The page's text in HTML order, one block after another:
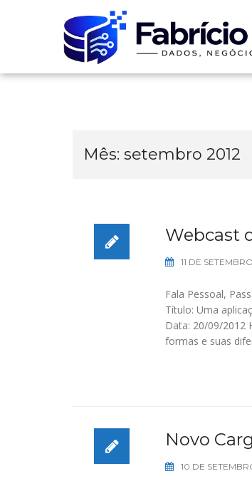
Mês: setembro 2012
Webcast
11 DE
Fala Pessoal,
Título: Uma
Data: 20/09/2012
formas e suas
Novo
10 DE